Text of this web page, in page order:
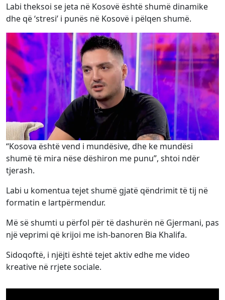
Labi theksoi se jeta në Kosovë është shumë dinamike
dhe që ‘stresi’ i punës në Kosovë i pëlqen shumë.
“Kosova është vend i mundësive, dhe ke mundësi
shumë të mira nëse dëshiron me punu”, shtoi ndër
tjerash.
Labi u komentua tejet shumë gjatë qëndrimit të tij në
formatin e lartpërmendur.
Më së shumti u përfol për të dashurën në Gjermani, pas
një veprimi që krijoi me ish-banoren Bia Khalifa.
Sidoqoftë, i njëjti është tejet aktiv edhe me video
kreative në rrjete sociale.